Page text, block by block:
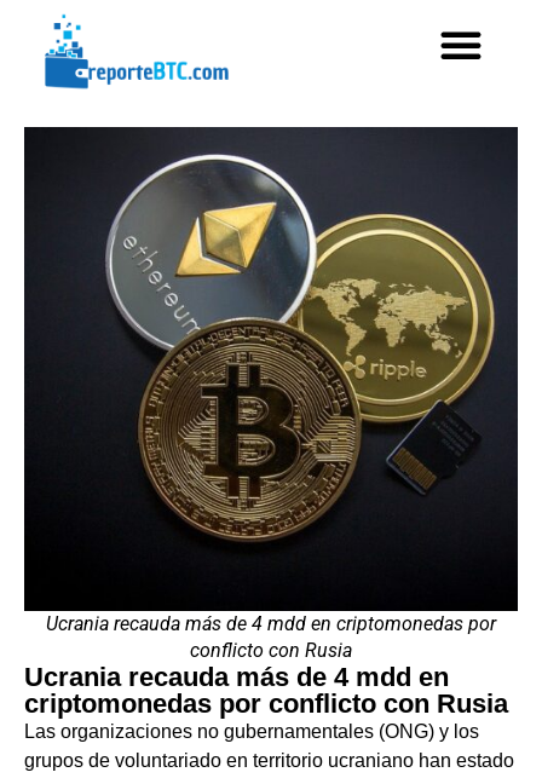
Ucrania recauda más de 4 mdd en criptomonedas por
conflicto con Rusia
Ucrania recauda más de 4 mdd en
criptomonedas por conflicto con Rusia
Las organizaciones no gubernamentales (ONG) y los
grupos de voluntariado en territorio ucraniano han estado